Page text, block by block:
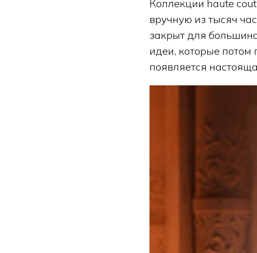
Коллекции haute
вручную из тысяч
закрыт для
идеи, которые
появляется